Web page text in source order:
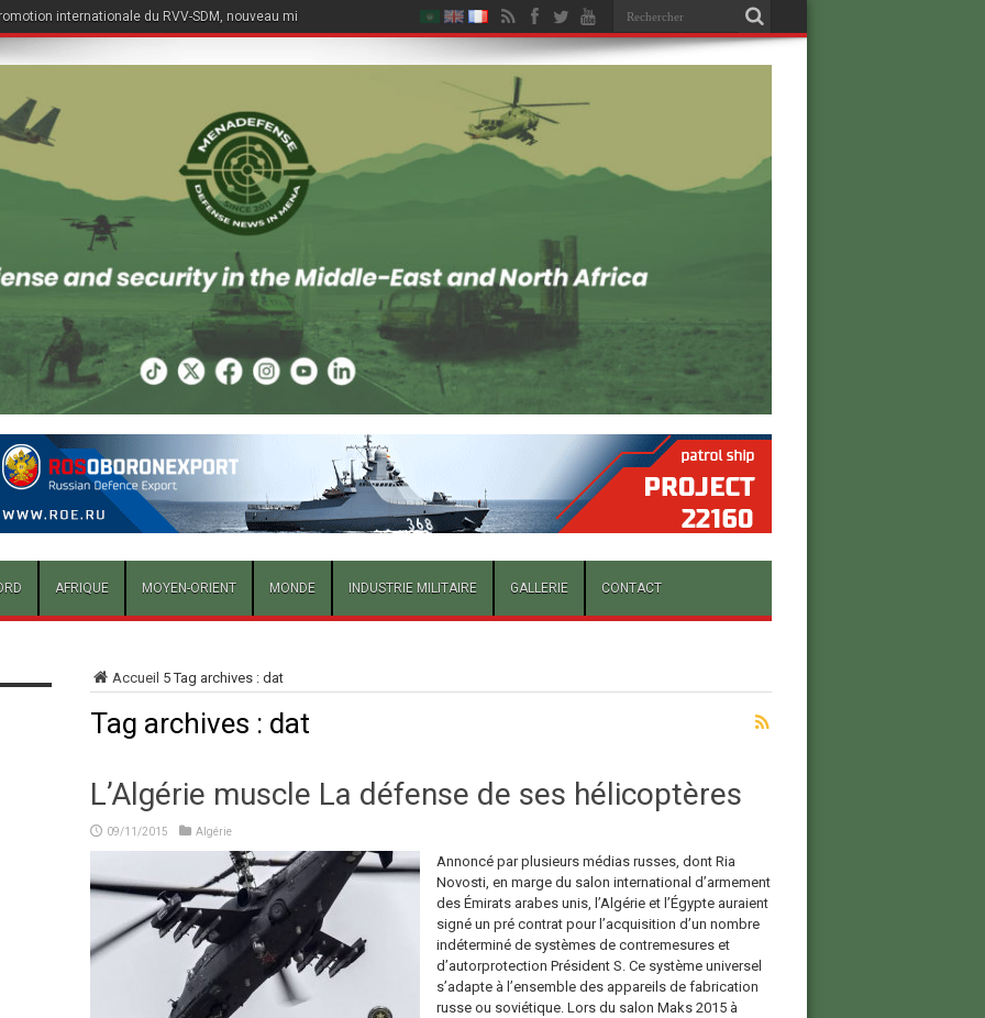
internationale du RVV-SDM, nouveau missile air-air du Su-57E
AFRIQUE MOYEN-ORIENT MONDE INDUSTRIE MILITAIRE GALLERIE CONTACT
Accueil 5Tag archives : dat
Tag archives : dat
L’Algérie muscle La défense de ses hélicoptères
09/11/2015 Algérie
Annoncé par plusieurs médias russes, dont Ria
Novosti, en marge du salon international d’armement
des Émirats arabes unis, l’Algérie et l’Égypte auraient
signé un pré contrat pour l’acquisition d’un nombre
indéterminé de systèmes de contremesures et
d’autorprotection Président S. Ce système universel
s’adapte à l’ensemble des appareils de fabrication
russe ou soviétique. Lors du salon Maks 2015 à